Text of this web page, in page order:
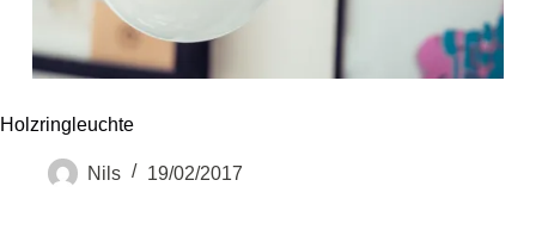
Holzringleuchte
Nils 19/02/2017